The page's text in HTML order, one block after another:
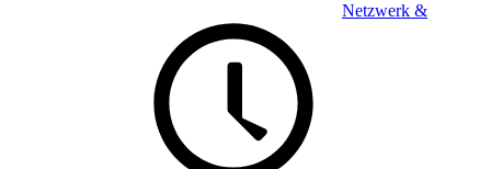
Netzwerk &